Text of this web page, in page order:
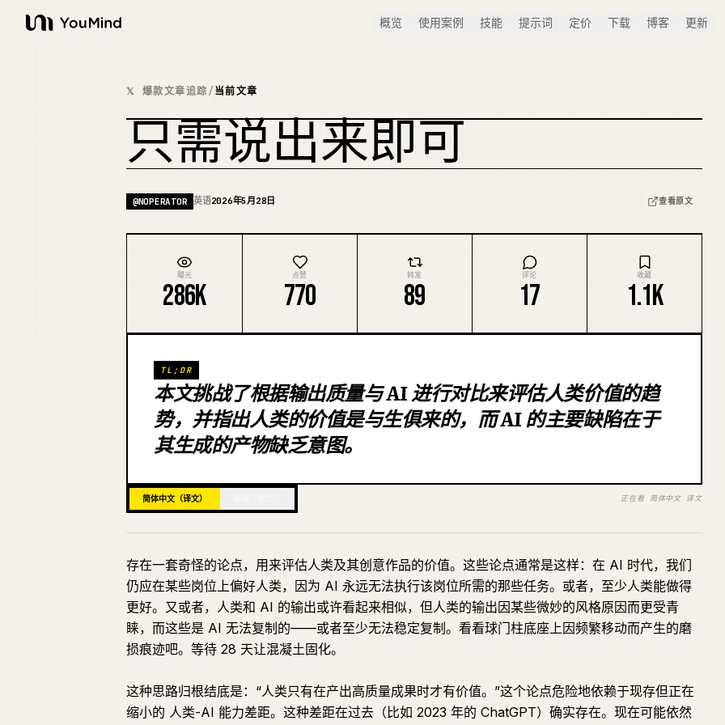
YouMind
概览 使用案例 技能 提示词 定价 下载 博客 更新
𝕏 爆款文章追踪/当前文章
只需说出来即可
@NOPERATOR 英语2026年5月28日 查看原文
曝光
286K
点赞
770
转发
89
评论
17
收藏
1.1K
TL;DR
本文挑战了根据输出质量与 AI 进行对比来评估人类价值的趋
势，并指出人类的价值是与生俱来的，而 AI 的主要缺陷在于
其生成的产物缺乏意图。
简体中文（译文） 正在看 简体中文 译文
存在一套奇怪的论点，用来评估人类及其创意作品的价值。这些论点通常是这样：在 AI 时代，我们
仍应在某些岗位上偏好人类，因为 AI 永远无法执行该岗位所需的那些任务。或者，至少人类能做得
更好。又或者，人类和 AI 的输出或许看起来相似，但人类的输出因某些微妙的风格原因而更受青
睐，而这些是 AI 无法复制的——或者至少无法稳定复制。看看球门柱底座上因频繁移动而产生的磨
损痕迹吧。等待 28 天让混凝土固化。
这种思路归根结底是：“人类只有在产出高质量成果时才有价值。”这个论点危险地依赖于现存但正在
缩小的 人类-AI 能力差距。这种差距在过去（比如 2023 年的 ChatGPT）确实存在。现在可能依然